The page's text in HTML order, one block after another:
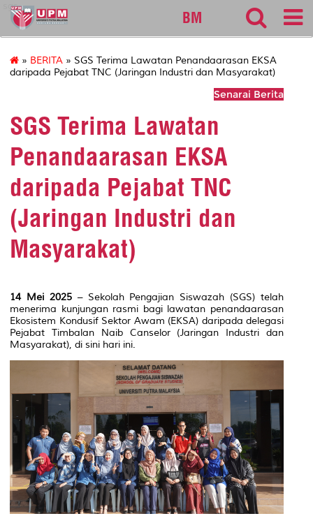
sgs
BM
» BERITA » SGS Terima Lawatan Penandaarasan EKSA
daripada Pejabat TNC (Jaringan Industri dan Masyarakat)
Senarai Berita
SGS Terima Lawatan
Penandaarasan EKSA
daripada Pejabat TNC
(Jaringan Industri dan
Masyarakat)
14 Mei 2025– Sekolah Pengajian Siswazah (SGS) telah
menerima kunjungan rasmi bagi lawatan penandaarasan
Ekosistem Kondusif Sektor Awam (EKSA) daripada delegasi
Pejabat Timbalan Naib Canselor (Jaringan Industri dan
Masyarakat), di sini hari ini.